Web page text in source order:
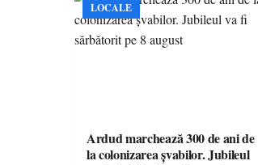
LOCALE
Ardud marchează 300 de ani de
la colonizarea șvabilor. Jubileul